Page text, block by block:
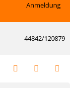
Anmeldung
44842/120879